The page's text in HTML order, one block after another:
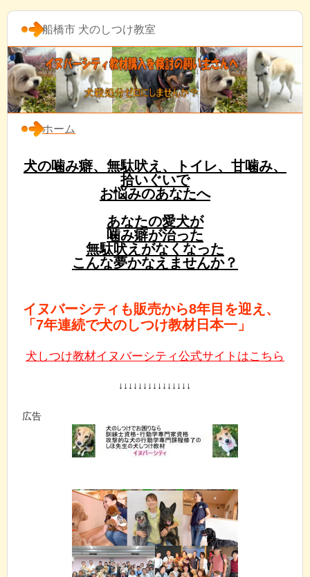
船橋市 犬のしつけ教室
ホーム
犬の噛み癖、無駄吠え、トイレ、甘噛み、
拾いぐいで
お悩みのあなたへ
あなたの愛犬が
噛み癖が治った
無駄吠えがなくなった
こんな夢かなえませんか？
イヌバーシティも販売から8年目を迎え、
「7年連続で犬のしつけ教材日本一」
犬しつけ教材イヌバーシティ公式サイトはこちら
↓↓↓↓↓↓↓↓↓↓↓↓↓↓↓
広告